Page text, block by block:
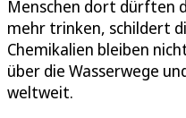
Menschen dort dürften
mehr trinken, schildert
Chemikalien bleiben
über die Wasserwege
weltweit.